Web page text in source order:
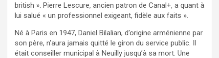
british ». Pierre Lescure, ancien patron de Canal+, a quant à
lui salué « un professionnel exigeant, fidèle aux faits ».
Né à Paris en 1947, Daniel Bilalian, d’origine arménienne par
son père, n’aura jamais quitté le giron du service public. Il
était conseiller municipal à Neuilly jusqu’à sa mort. Une